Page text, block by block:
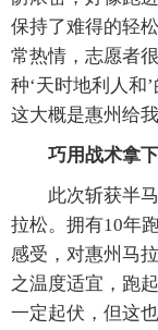
保持了难得的轻
常热情，志愿者
种‘天时地利人和
这大概是惠州给
巧用战术拿
此次斩获半马
拉松。拥有10年
感受，对惠州马
之温度适宜，跑
一定起伏，但这